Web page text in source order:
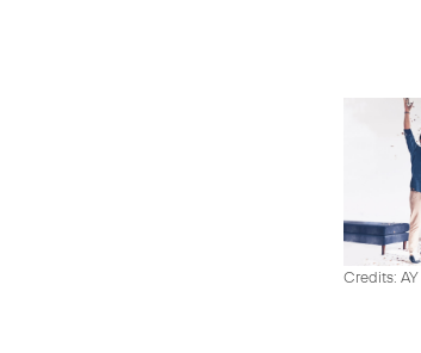
Credits: AY